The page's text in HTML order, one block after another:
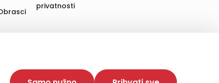
Time poboljšavamo korisničko iskustvo,
web stranica i uređaja u tu svrhu. Naši partneri
privatnosti